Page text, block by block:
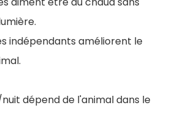
indépendants améliorent le
dépend de l'animal dans le